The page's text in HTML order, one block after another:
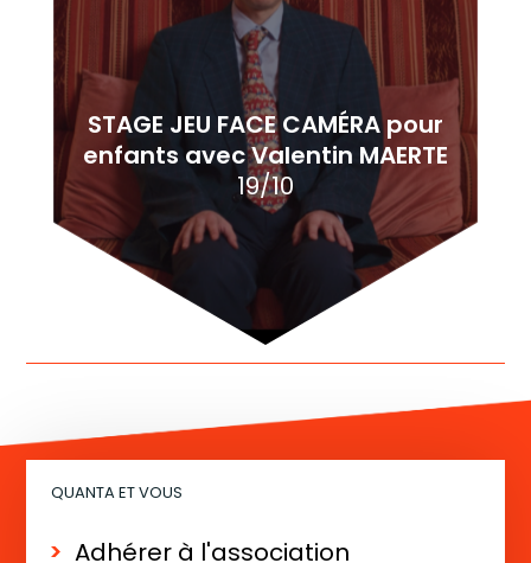
STAGE JEU FACE CAMÉRA pour
enfants avec Valentin MAERTE
19/10
QUANTA ET VOUS
Adhérer à l'association